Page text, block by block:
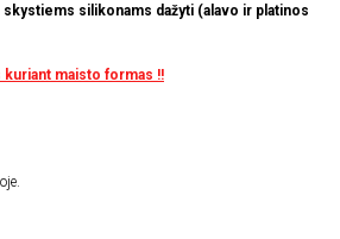
silikonams dažyti (alavo ir platinos
kuriant maisto formas !!